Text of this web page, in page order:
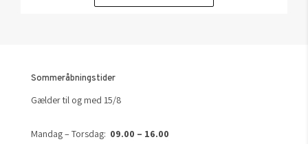
Sommeråbningstider
Gælder til og med 15/8
Mandag – Torsdag: 09.00 – 16.00